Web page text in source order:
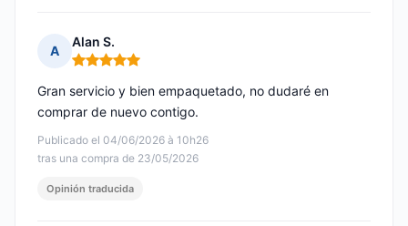
A
Alan S.
Nota: 5 de 5
Publicado el 04/06/2026 à 10h26
tras una compra de 23/05/2026
Gran servicio y bien empaquetado, no dudaré en
comprar de nuevo contigo.
Opinión traducida